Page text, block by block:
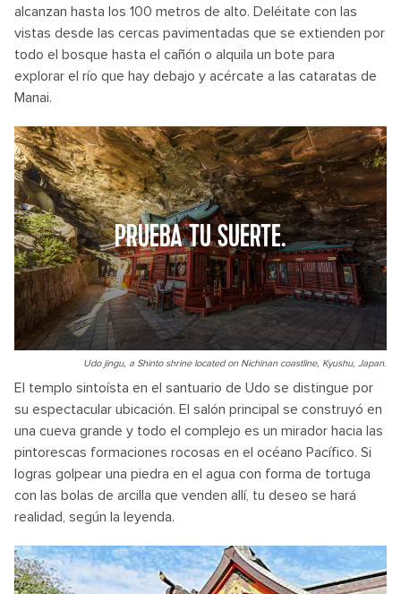
alcanzan hasta los 100 metros de alto. Deléitate con las
vistas desde las cercas pavimentadas que se extienden por
todo el bosque hasta el cañón o alquila un bote para
explorar el río que hay debajo y acércate a las cataratas de
Manai.
PRUEBA TU SUERTE.
Udo jingu, a Shinto shrine located on Nichinan coastline, Kyushu, Japan.
El templo sintoísta en el santuario de Udo se distingue por
su espectacular ubicación. El salón principal se construyó en
una cueva grande y todo el complejo es un mirador hacia las
pintorescas formaciones rocosas en el océano Pacífico. Si
logras golpear una piedra en el agua con forma de tortuga
con las bolas de arcilla que venden allí, tu deseo se hará
realidad, según la leyenda.